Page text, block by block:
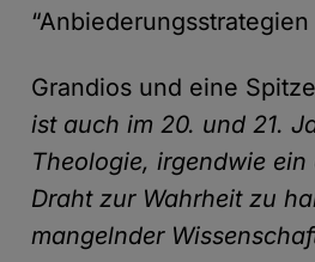
Grandios und eine
ist auch im 20. und 21.
Theologie, irgendwie
Draht zur Wahrheit zu
mangelnder